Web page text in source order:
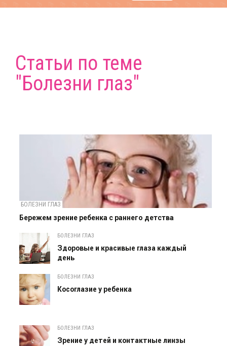
Статьи по теме
"Болезни глаз"
БОЛЕЗНИ ГЛАЗ
Бережем зрение ребенка с раннего детства
БОЛЕЗНИ ГЛАЗ
Здоровые и красивые глаза каждый
день
БОЛЕЗНИ ГЛАЗ
Косоглазие у ребенка
БОЛЕЗНИ ГЛАЗ
Зрение у детей и контактные линзы